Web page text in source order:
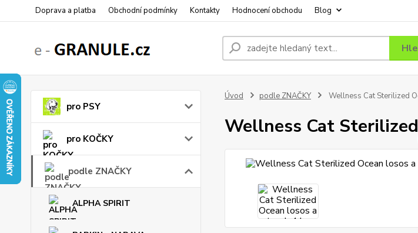
Doprava a platba Obchodní podmínky Kontakty Hodnocení obchodu Blog
pro PSY
pro KOČKY
podle ZNAČKY
ALPHA SPIRIT
Úvod podle ZNAČKY Wellness Cat Sterilized
Wellness Cat